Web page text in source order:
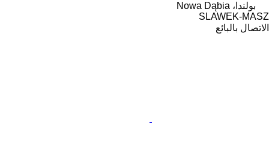
بولندا، Nowa Dąbia
SLAWEK-MASZ
الاتصال بالبائع